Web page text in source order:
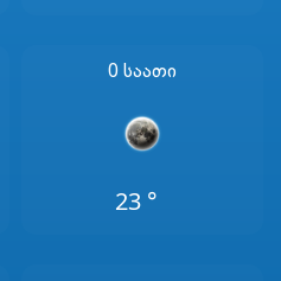
0 Საათი
23 °